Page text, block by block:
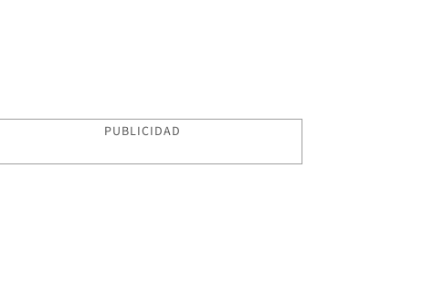
PUBLICIDAD